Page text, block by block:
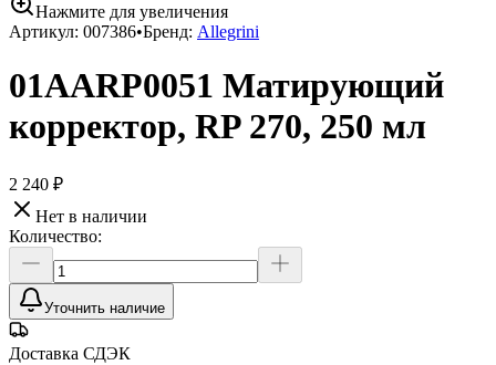
Нажмите для увеличения
Артикул: 007386•Бренд: Allegrini
01AARP0051 Матирующий
корректор, RP 270, 250 мл
2 240 ₽
Нет в наличии
Количество:
Уточнить наличие
Доставка СДЭК